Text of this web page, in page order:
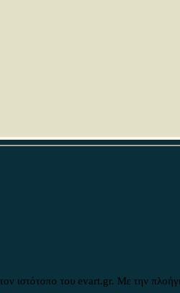
ιστότοπο του evart.gr. Με την